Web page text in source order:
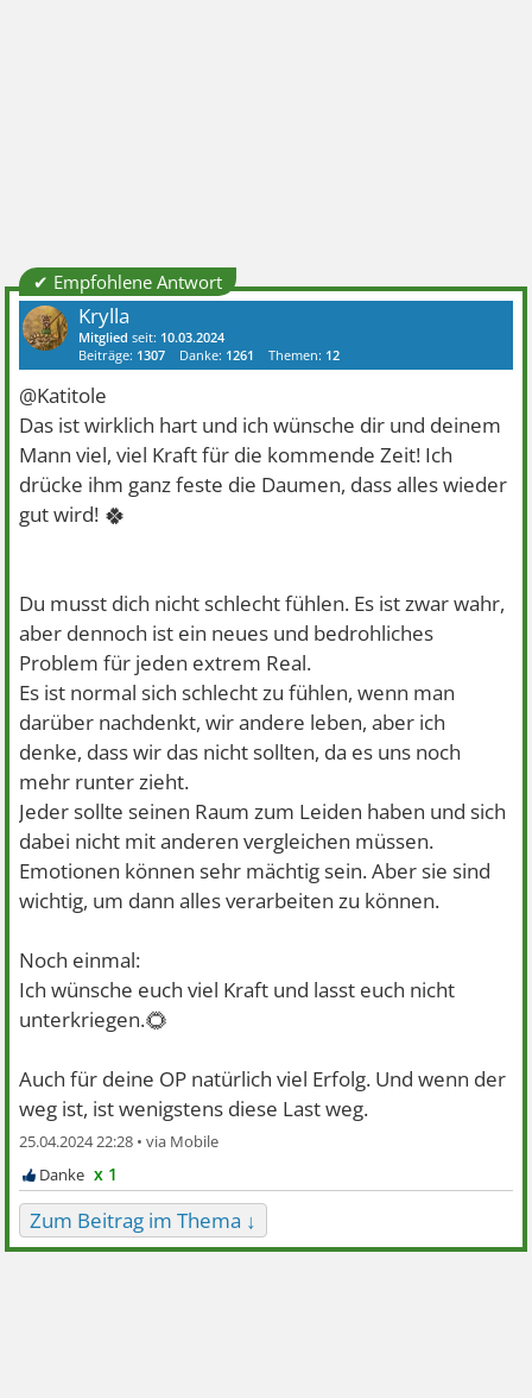
✔ Empfohlene Antwort
Krylla
Mitglied seit: 10.03.2024
Beiträge: 1307 Danke: 1261 Themen: 12
@Katitole
Das ist wirklich hart und ich wünsche dir und deinem
Mann viel, viel Kraft für die kommende Zeit! Ich
drücke ihm ganz feste die Daumen, dass alles wieder
gut wird! 🍀
Du musst dich nicht schlecht fühlen. Es ist zwar wahr,
aber dennoch ist ein neues und bedrohliches
Problem für jeden extrem Real.
Es ist normal sich schlecht zu fühlen, wenn man
darüber nachdenkt, wir andere leben, aber ich
denke, dass wir das nicht sollten, da es uns noch
mehr runter zieht.
Jeder sollte seinen Raum zum Leiden haben und sich
dabei nicht mit anderen vergleichen müssen.
Emotionen können sehr mächtig sein. Aber sie sind
wichtig, um dann alles verarbeiten zu können.
Noch einmal:
Ich wünsche euch viel Kraft und lasst euch nicht
unterkriegen.🌻
Auch für deine OP natürlich viel Erfolg. Und wenn der
weg ist, ist wenigstens diese Last weg.
25.04.2024 22:28 •
x 1
Zum Beitrag im Thema ↓